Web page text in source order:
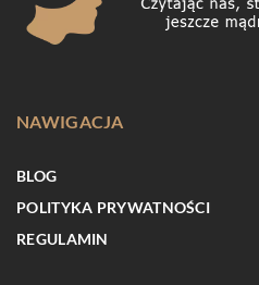
NAWIGACJA
BLOG
POLITYKA PRYWATNOŚCI
REGULAMIN